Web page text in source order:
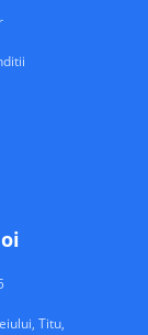
Titu,